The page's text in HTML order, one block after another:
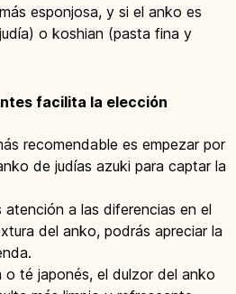
esponjosa, y si el anko es
o koshian (pasta fina y
facilita la elección
recomendable es empezar por
de judías azuki para captar la
a las diferencias en el
del anko, podrás apreciar la
té japonés, el dulzor del anko